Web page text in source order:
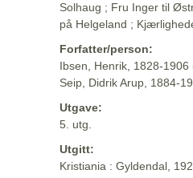
Solhaug ; Fru Inger til
på Helgeland ;
Forfatter/person:
Ibsen, Henrik, 1828-1906
Seip, Didrik Arup, 1884-
Utgave:
5. utg.
Utgitt:
Kristiania : Gyldendal,